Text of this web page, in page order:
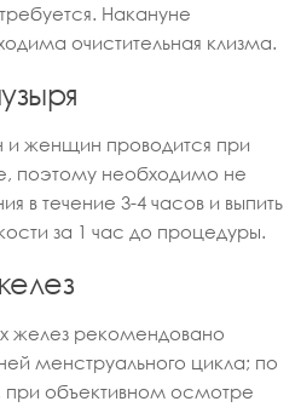
Накануне
очистительная клизма.
женщин проводится при
поэтому необходимо не
в течение 3-4 часов и выпить
за 1 час до процедуры.
желез рекомендовано
менструального цикла; по
объективном осмотре